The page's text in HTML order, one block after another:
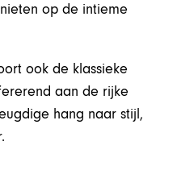
op de intieme
ook de klassieke
aan de rijke
hang naar stijl,